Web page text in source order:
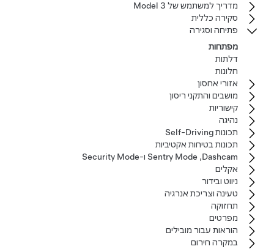
מדריך למשתמש של‏ Model 3‏
סקירה כללית
פתיחה וסגירה
מפתחות
דלתות
חלונות
אזורי אחסון
מושבים והתקני ריסון
קישוריות
נהיגה
תכונות Self-Driving
תכונות בטיחות אקטיביות
Dashcam‏, Sentry Mode ו-Security Mode
אקלים
ניווט ובידור
טעינה וצריכת אנרגיה
תחזוקה
מפרטים
הוראות עבור מובילים
במקרה חירום